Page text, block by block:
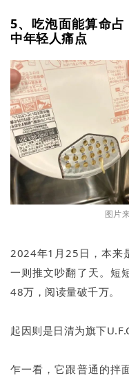
5、吃泡面能算命
中年轻人痛点
图片
2024年1月25日，本来
一则推文吵翻了天。短
48万，阅读量破千万。
起因则是日清为旗下
乍一看，它跟普通的拌